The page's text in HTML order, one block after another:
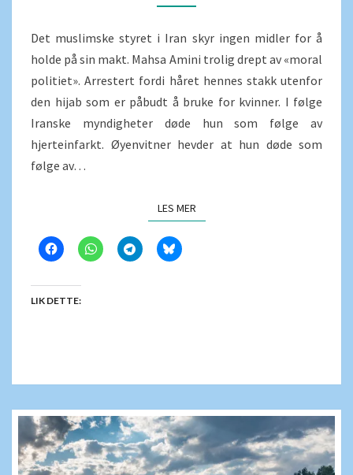
PROTESTER
IRAN
Det muslimske styret i Iran skyr ingen midler for å
holde på sin makt. Mahsa Amini trolig drept av «moral
politiet». Arrestert fordi håret hennes stakk utenfor
den hijab som er påbudt å bruke for kvinner. I følge
Iranske myndigheter døde hun som følge av
hjerteinfarkt. Øyenvitner hevder at hun døde som
følge av…
LES MERLES MER
LIK DETTE: